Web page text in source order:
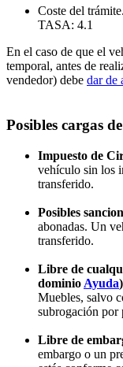
Coste del
TASA: 4.1
En el caso de que el
temporal, antes de
vendedor) debe dar de
Posibles cargas
Impuesto de
vehículo sin los
transferido.
Posibles
abonadas. Un
transferido.
Libre de
dominio Ayuda)
Muebles, salvo
subrogación por
Libre de
embargo o un